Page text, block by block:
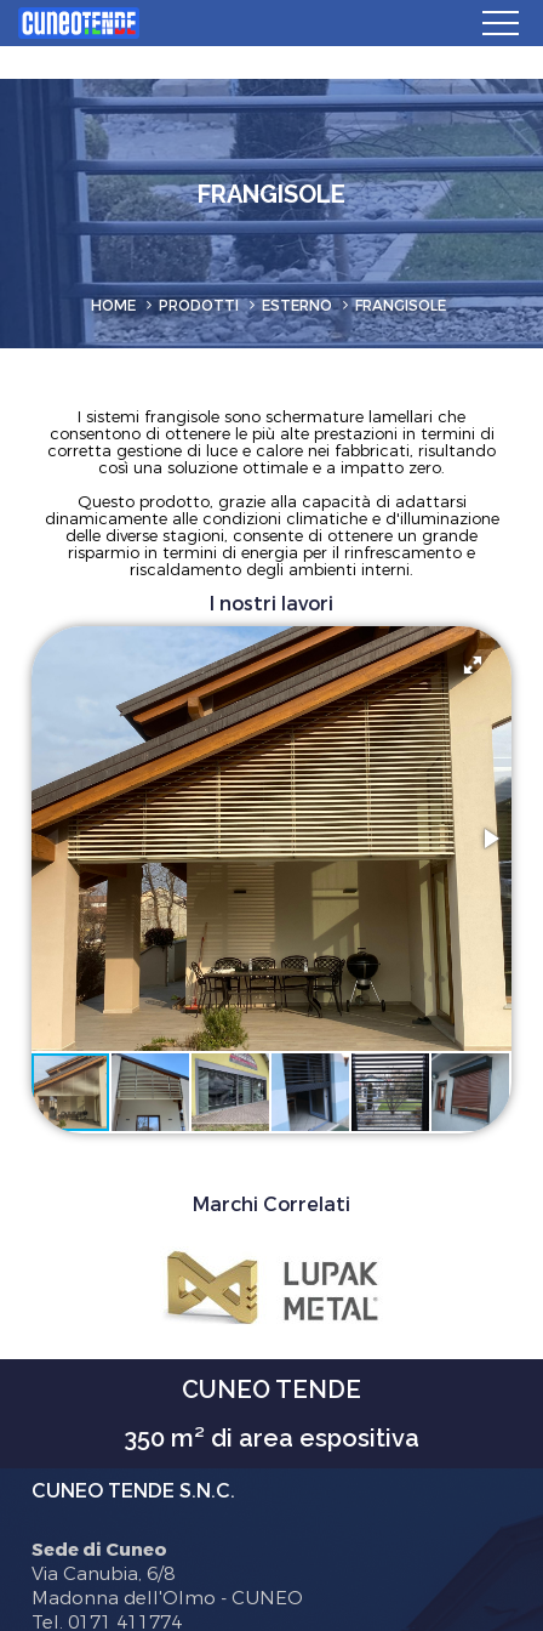
FRANGISOLE
HOME PRODOTTI ESTERNO FRANGISOLE
I sistemi frangisole sono schermature lamellari che
consentono di ottenere le più alte prestazioni in termini di
corretta gestione di luce e calore nei fabbricati, risultando
così una soluzione ottimale e a impatto zero.
Questo prodotto, grazie alla capacità di adattarsi
dinamicamente alle condizioni climatiche e d'illuminazione
delle diverse stagioni, consente di ottenere un grande
risparmio in termini di energia per il rinfrescamento e
riscaldamento degli ambienti interni.
I nostri lavori
Marchi Correlati
CUNEO TENDE
350 m² di area espositiva
CUNEO TENDE S.N.C.
Sede di Cuneo
Via Canubia, 6/8
Madonna dell'Olmo - CUNEO
Tel. 0171 411774